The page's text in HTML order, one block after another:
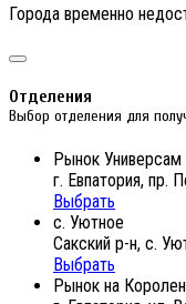
Города временно
Отделения
Выбор отделения для
Рынок Универсам
г. Евпатория, пр.
Выбрать
с. Уютное
Сакский р-н, с.
Выбрать
Рынок на